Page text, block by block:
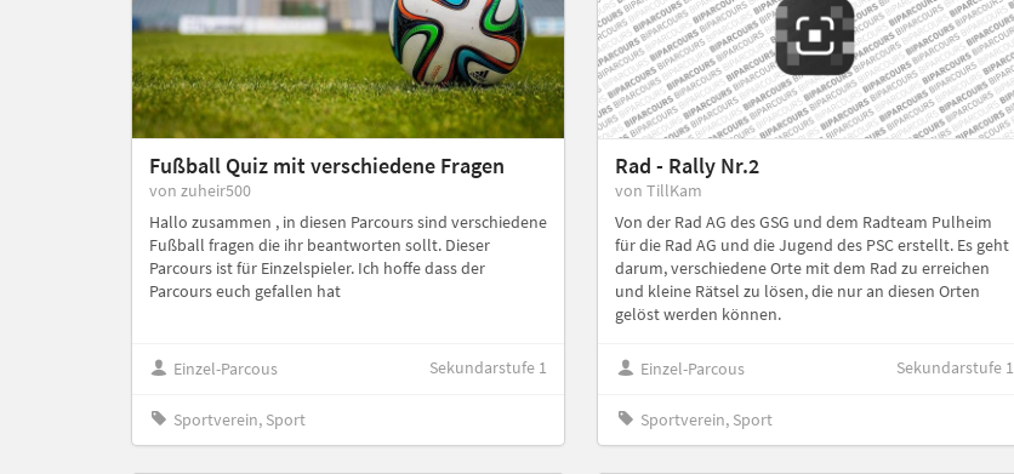
Fußball Quiz mit verschiedene Fragen
von zuheir500
Hallo zusammen , in diesen Parcours sind verschiedene
Fußball fragen die ihr beantworten sollt. Dieser
Parcours ist für Einzelspieler. Ich hoffe dass der
Parcours euch gefallen hat
Einzel-Parcous Sekundarstufe 1
Sportverein, Sport
Rad - Rally Nr.2
von TillKam
Von der Rad AG des GSG und dem Radteam Pulheim
für die Rad AG und die Jugend des PSC erstellt. Es geht
darum, verschiedene Orte mit dem Rad zu erreichen
und kleine Rätsel zu lösen, die nur an diesen Orten
gelöst werden können.
Einzel-Parcous Sekundarstufe 1
Sportverein, Sport